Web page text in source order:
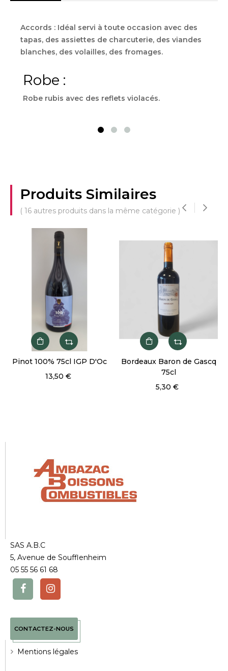
Accords : Idéal servi à toute occasion avec des
tapas, des assiettes de charcuterie, des viandes
blanches, des volailles, des fromages.
Robe :
Robe rubis avec des reflets violacés.
Produits Similaires
( 16 autres produits dans la même catégorie )
Pinot 100% 75cl IGP D'Oc
13,50 €
Bordeaux Baron de Gascq
75cl
5,30 €
SAS A.B.C
5, Avenue de Soufflenheim
05 55 56 61 68
CONTACTEZ-NOUS
Mentions légales